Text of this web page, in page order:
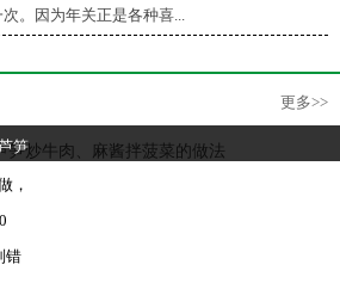
。因为年关正是各种喜...
更多>>
笋
，
错